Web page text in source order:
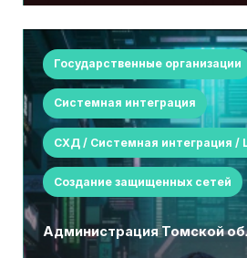
Государственные организации
Системная интеграция
СХД / Системная интеграция /
Создание защищенных сетей
Администрация Томской